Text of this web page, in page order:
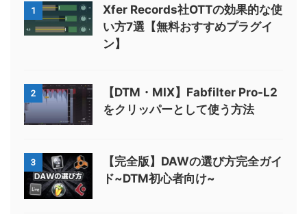
1
Xfer Records社OTTの効果的な使
い方7選【無料おすすめプラグイ
ン】
2
【DTM・MIX】Fabfilter Pro-L2
をクリッパーとして使う方法
3
【完全版】DAWの選び方完全ガイ
ド~DTM初心者向け~